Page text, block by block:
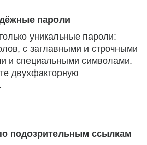
пароли
уникальные пароли:
с заглавными и строчными
и специальными символами.
двухфакторную
подозрительным ссылкам